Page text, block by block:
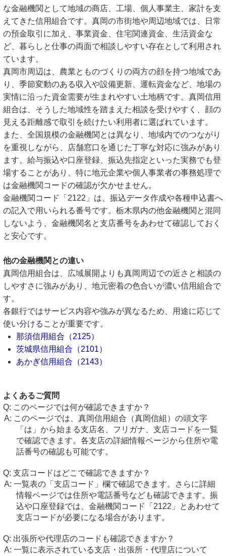
な金融機関として地域の商店、工場、個人事業主、家計を支
えてきた信用組合です。真岡の市街地や周辺地域では、日常
の預金取引に加え、事業資金、住宅関連資金、生活資金な
ど、暮らしと仕事の両面で相談しやすい存在として利用され
ています。
真岡市周辺は、農業とものづくりの両方の顔を持つ地域であ
り、季節変動のある収入や設備更新、運転資金など、地場の
実情に沿った資金需要が生まれやすい土地柄です。真岡信用
組合は、そうした地域性を踏まえた相談を受けやすく、顔の
見える距離感で取引を続けたい利用者に選ばれています。
また、全国規模の金融機関とは異なり、地域内でのつながり
を重視しながら、店舗窓口を通じた丁寧な対応に強みがあり
ます。給与振込や口座登録、振込先指定といった実務でも登
場することがあり、特に地元企業や個人事業者の事務処理で
は金融機関コードの確認が欠かせません。
金融機関コード「2122」は、振込データ作成や各種申込書へ
の記入で用いられる番号です。栃木県内の他金融機関と混同
しないよう、金融機関名と支店番号をあわせて確認しておく
と安心です。
他の金融機関との違い
真岡信用組合は、広域展開よりも真岡周辺での近さと相談の
しやすさに強みがあり、地元密着の色合いが濃い信用組合で
す。
各銀行ではサービス内容や強みが異なるため、用途に応じて
使い分けることが重要です。
那須信用組合（2125）
茨城県信用組合（2101）
あかぎ信用組合（2143）
よくあるご質問
このページでは何が確認できますか？
このページでは、真岡信用組合（真岡信組）の頭文字
「は」から始まる支店名、フリガナ、支店コードを一覧
で確認できます。各支店の詳細情報ページから住所や電
話番号の確認も可能です。
支店コードはどこで確認できますか？
一覧表の「支店コード」欄で確認できます。さらに詳細
情報ページでは住所や電話番号なども確認できます。振
込や口座登録では、金融機関コード「2122」とあわせて
支店コードが必要になる場合があります。
出張所や代理店のコードも確認できますか？
一覧に表示されている支店・出張所・代理店について